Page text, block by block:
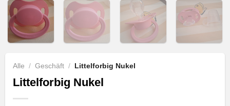
Alle / Geschäft / Littelforbig Nukel
Littelforbig Nukel